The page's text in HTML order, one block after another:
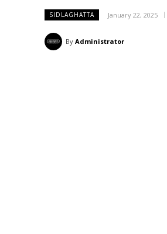
SIDLAGHATTA January 22, 2025
By Administrator